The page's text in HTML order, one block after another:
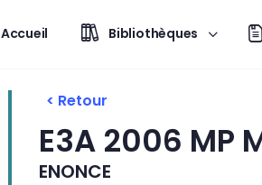
Accueil Bibliothèques
< Retour
E3A 2006 MP
ENONCE